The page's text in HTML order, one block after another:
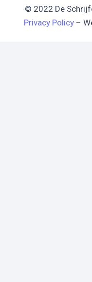
© 2022 De
Privacy Policy–